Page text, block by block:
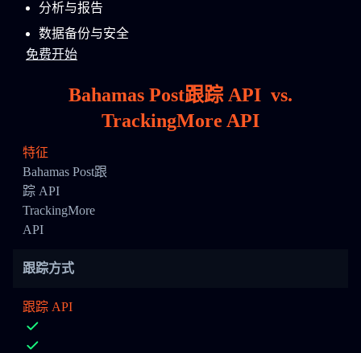
分析与报告
数据备份与安全
免费开始
Bahamas Post跟踪 API vs.
TrackingMore API
特征
Bahamas Post跟
踪 API
TrackingMore
API
跟踪方式
跟踪 API